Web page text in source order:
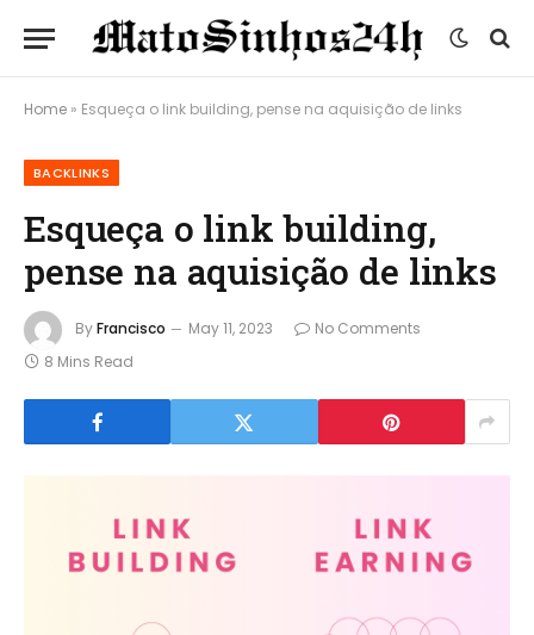
Home » Esqueça o link building, pense na aquisição de links
BACKLINKS
Esqueça o link building,
pense na aquisição de links
ByFrancisco May 11, 2023
No Comments
8 Mins Read